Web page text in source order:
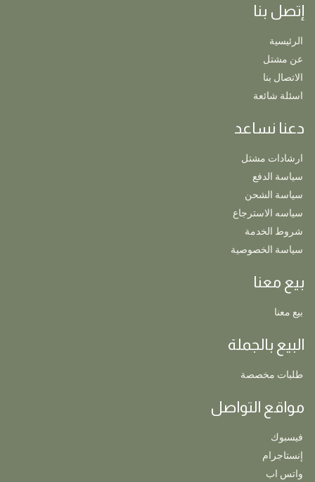
إتصل بنا
الرئيسية
عن مشتل
الاتصال بنا
اسئلة شائعة
دعنا نساعد
ارشادات مشتل
سياسة الدفع
سياسة الشحن
سياسه الاسترجاع
شروط الخدمة
سياسة الخصوصية
بيع معنا
بيع معنا
البيع بالجملة
طلبات مخصصة
مواقع التواصل
فيسبوك
إنستاجرام
واتس اب